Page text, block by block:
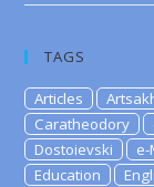
TAGS
Articles
Caratheodory
Dostoievski
e-
Education